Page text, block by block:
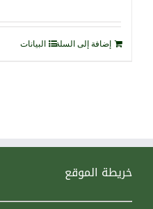
إضافة إلى السلة البيانات
خريطة الموقع